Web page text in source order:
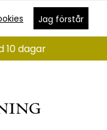
Jag förstår
10 dagar